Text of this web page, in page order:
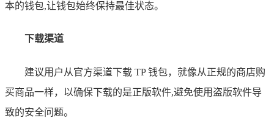
本的钱包,让钱包始终保持最佳状态。
下载渠道
建议用户从官方渠道下载 TP 钱包，就像从正规的商店购
买商品一样，以确保下载的是正版软件,避免使用盗版软件导
致的安全问题。